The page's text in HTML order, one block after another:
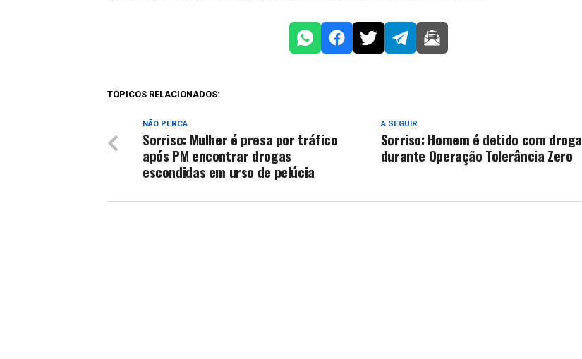
TÓPICOS RELACIONADOS:
A SEGUIR
Sorriso: Homem é detido com droga
durante Operação Tolerância Zero
NÃO PERCA
Sorriso: Mulher é presa por tráfico
após PM encontrar drogas
escondidas em urso de pelúcia